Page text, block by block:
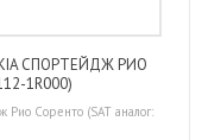
СПОРТЕЙДЖ РИО
1R000)
Соренто (SAT аналог: